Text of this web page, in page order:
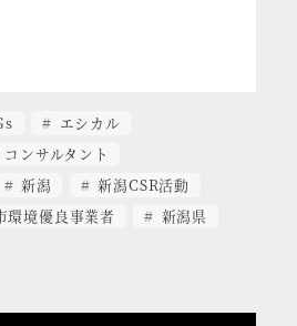
エシカル
ンサルタント
新潟
新潟CSR活動
環境優良事業者
新潟県